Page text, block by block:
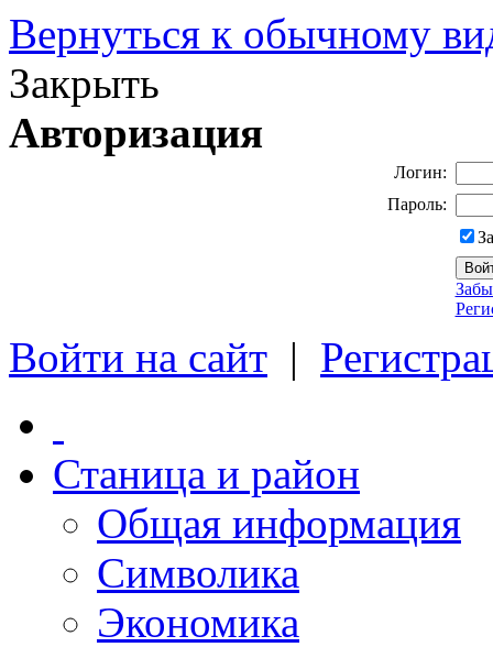
Вернуться к обычному
Закрыть
Авторизация
Логин:
Пароль:
Войти на сайт |
Станица и район
Общая информация
Символика
Экономика